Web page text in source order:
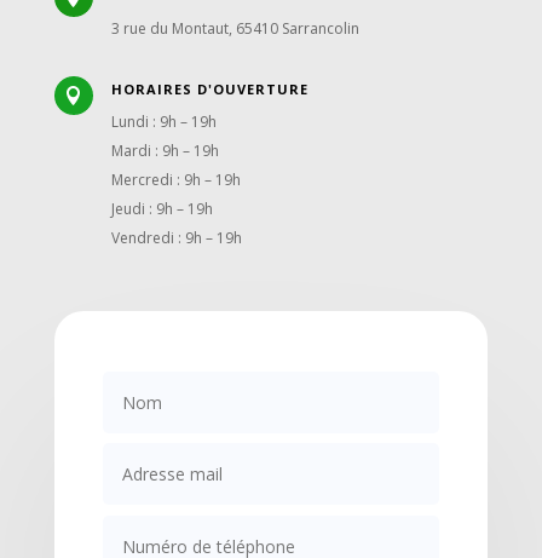
3 rue du Montaut, 65410 Sarrancolin
 HORAIRES D'OUVERTURE
Lundi : 9h – 19h
Mardi : 9h – 19h
Mercredi : 9h – 19h
Jeudi : 9h – 19h
Vendredi : 9h – 19h